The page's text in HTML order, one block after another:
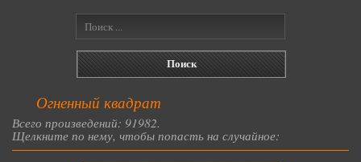
Огненный квадрат
Всего произведений: 91982.
Щелкните по нему, чтобы попасть на случайное: